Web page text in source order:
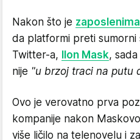
Nakon što je
da platformi preti sumorni
Twitter-a, Ilon Mask,
nije "u brzoj traci na putu
Ovo je verovatno prva
kompanije nakon
više ličilo na telenovelu i